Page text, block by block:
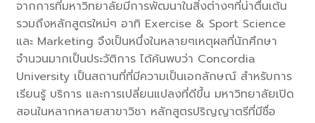
จากการที่มหาวิทยาลัยมีการพัฒนาในสิ่งต่างๆที่น่าตื่นเต้น
รวมถึงหลักสูตรใหม่ๆ อาทิ Exercise & Sport Science
และ Marketing จึงเป็นหนึ่งในหลายๆเหตุผลที่นักศึกษา
จำนวนมากเป็นประวัติการ ได้ค้นพบว่า Concordia
University เป็นสถานที่ที่มีความเป็นเอกลักษณ์ สำหรับการ
เรียนรู้ บริการ และการเปลี่ยนแปลงที่ดีขึ้น มหาวิทยาลัยเปิด
สอนในหลากหลายสาขาวิชา หลักสูตรปริญญาตรีที่มีชื่อ